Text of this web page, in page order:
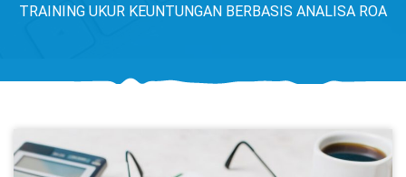
TRAINING UKUR KEUNTUNGAN BERBASIS ANALISA ROA